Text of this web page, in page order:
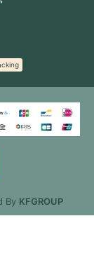
By KFGROUP